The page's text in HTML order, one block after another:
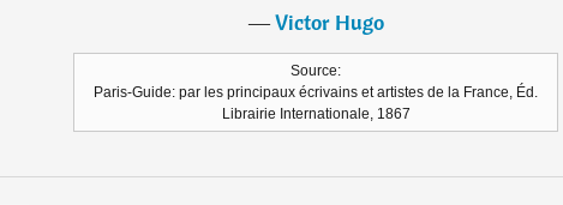
―Victor Hugo
Source:
Paris-Guide: par les principaux écrivains et artistes de la France, Éd.
Librairie Internationale, 1867